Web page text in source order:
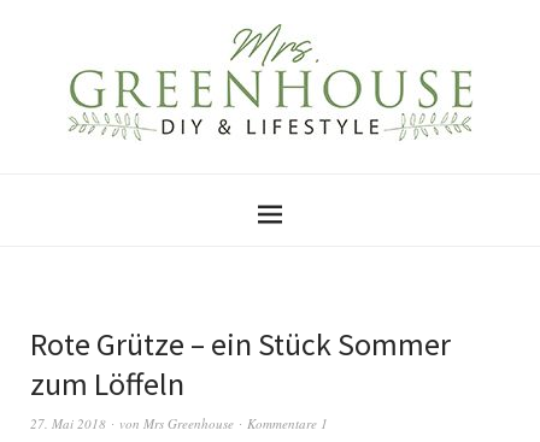
Rote Grütze – ein Stück Sommer
zum Löffeln
27. Mai 2018 von Mrs Greenhouse Kommentare 1